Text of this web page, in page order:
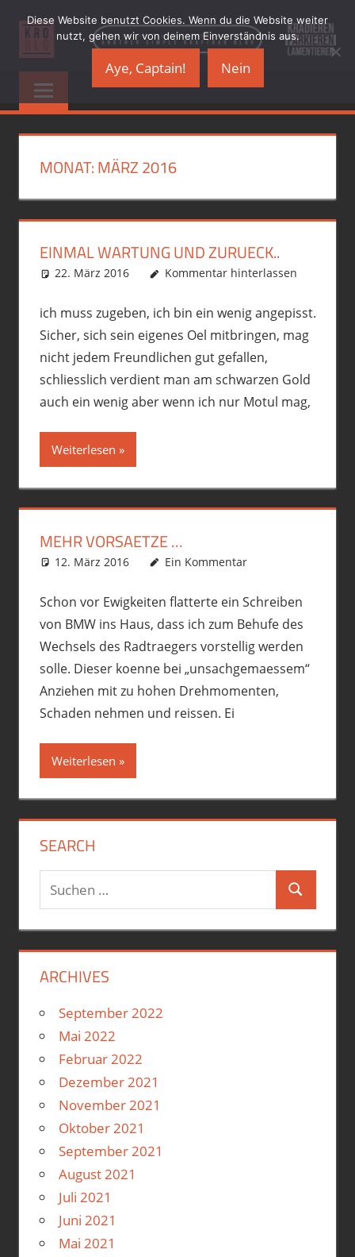
Inhalt
springen
KRADBLOG.DE
&
…
another
Kraftrad
MONAT:MÄRZ 2016
EINMAL WARTUNG UND ZURUECK..
22. März 2016 phil
Allgemein,Motorrad,political
Kommentar hinterlassen
ich muss zugeben, ich bin ein wenig angepisst.
Sicher, sich sein eigenes Oel mitbringen, mag
nicht jedem Freundlichen gut gefallen,
schliesslich verdient man am schwarzen Gold
auch ein wenig aber wenn ich nur Motul mag,
Weiterlesen
MEHR VORSAETZE …
12. März 2016 phil
Allgemein,
R12GS
Ein Kommentar
Schon vor Ewigkeiten flatterte ein Schreiben
von BMW ins Haus, dass ich zum Behufe des
Wechsels des Radtraegers vorstellig werden
solle. Dieser koenne bei „unsachgemaessem“
Anziehen mit zu hohen Drehmomenten,
Schaden nehmen und reissen. Ei
Weiterlesen
SEARCH
Suchen
nach:
Suchen
ARCHIVES
September 2022
Mai 2022
Februar 2022
Dezember 2021
November 2021
Oktober 2021
September 2021
August 2021
Juli 2021
Juni 2021
Mai 2021
Diese Website benutzt Cookies. Wenn du die Website weiter
nutzt, gehen wir von deinem Einverständnis aus.
Aye, Captain! Nein